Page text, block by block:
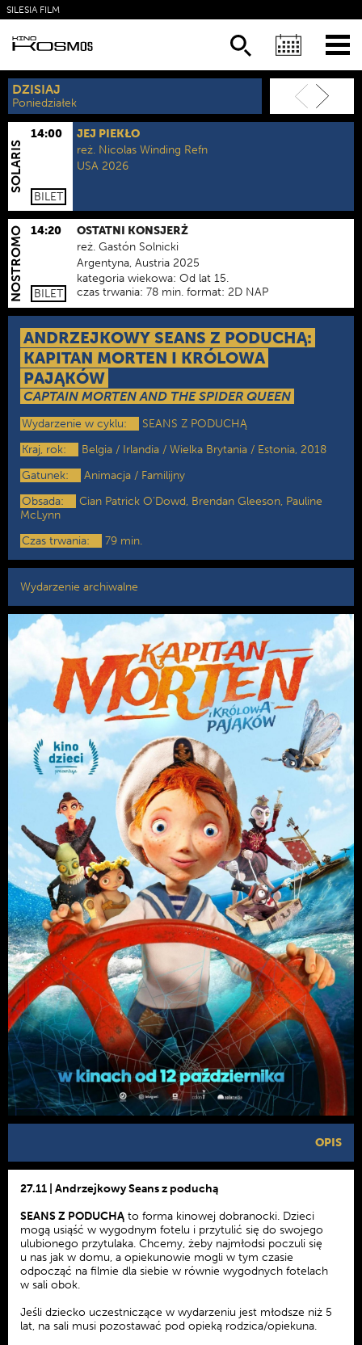
SILESIA FILM
KSIĄŻKI
NEWSLETTER
DZISIAJ
Poniedziałek
JUTRO
Wtorek
SOLARIS
14:00
BILET
JEJ PIEKŁO
reż. Nicolas Winding Refn
USA 2026
NOSTROMO 14:20
BILET
OSTATNI KONSJERŻ
reż. Gastón Solnicki
Argentyna, Austria 2025
kategoria wiekowa: Od lat 15.
czas trwania: 78 min. format: 2D NAP
ANDRZEJKOWY SEANS Z PODUCHĄ:
KAPITAN MORTEN I KRÓLOWA
PAJĄKÓW
CAPTAIN MORTEN AND THE SPIDER QUEEN
Wydarzenie w cyklu:
SEANS Z PODUCHĄ
Kraj, rok:
Belgia / Irlandia / Wielka Brytania / Estonia, 2018
Gatunek:
Animacja / Familijny
Obsada:
Cian Patrick O'Dowd, Brendan Gleeson, Pauline
McLynn
Czas trwania:
79 min.
Wydarzenie archiwalne
OPIS
27.11 | Andrzejkowy Seans z poduchą
SEANS Z PODUCHĄ to forma kinowej dobranocki. Dzieci
mogą usiąść w wygodnym fotelu i przytulić się do swojego
ulubionego przytulaka. Chcemy, żeby najmłodsi poczuli się
u nas jak w domu, a opiekunowie mogli w tym czasie
odpocząć na filmie dla siebie w równie wygodnych fotelach
w sali obok.
Jeśli dziecko uczestniczące w wydarzeniu jest młodsze niż 5
lat, na sali musi pozostawać pod opieką rodzica/opiekuna.